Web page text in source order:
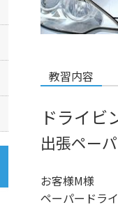
教習内容
ドライビ
出張ペー
お客様M様
ペーパードラ